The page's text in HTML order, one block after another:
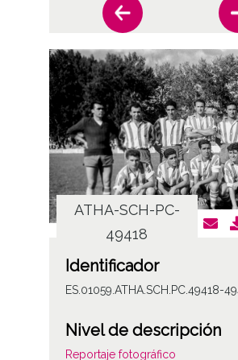
ATHA-SCH-PC-
49418
Identificador
ES.01059.ATHA.SCH.PC.49418-
Nivel de descripción
Reportaje fotográfico